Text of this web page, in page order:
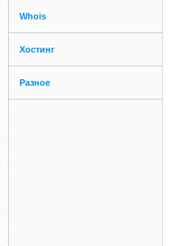
Whois
Хостинг
Разное